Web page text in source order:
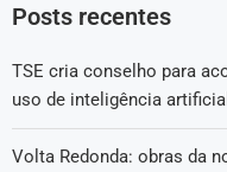
Posts recentes
TSE cria conselho para
uso de inteligência artificial
Volta Redonda: obras da